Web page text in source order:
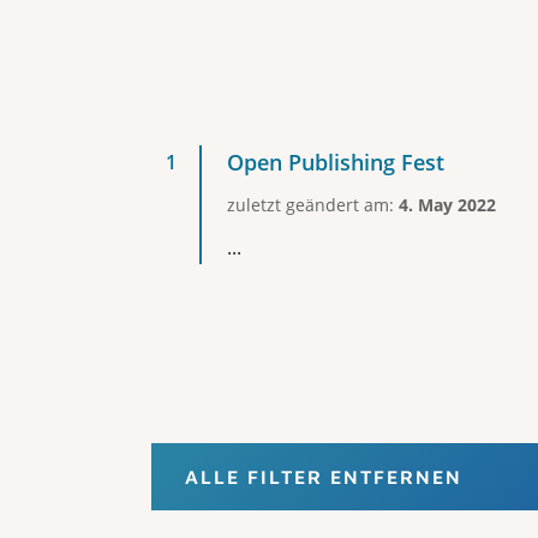
Open Publishing Fest
zuletzt geändert am: 4. May 2022
...
ALLE FILTER ENTFERNEN